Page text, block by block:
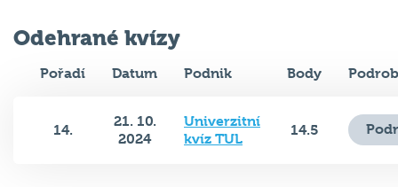
Odehrané kvízy
Pořadí Datum Podnik Body
14.
21. 10.
2024
Univerzitní
kvíz TUL
14.5